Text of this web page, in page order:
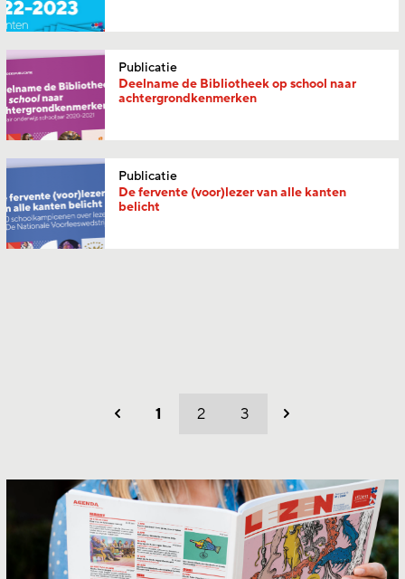
Publicatie
Deelname de Bibliotheek op school naar
achtergrondkenmerken
Publicatie
De fervente (voor)lezer van alle kanten
belicht
Vorig 1 2 3 Volgend